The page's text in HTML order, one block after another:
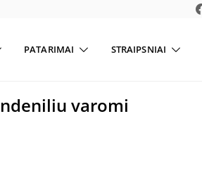
PATARIMAI STRAIPSNIAI
varomi